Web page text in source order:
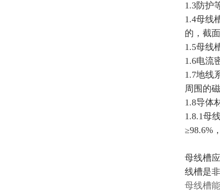
1.3防护
1.4母线
的，截
1.5母线
1.6电流
1.7地线
周围的
1.8导体
1.8.1母
≥98.6%
母线槽
线槽是
母线槽